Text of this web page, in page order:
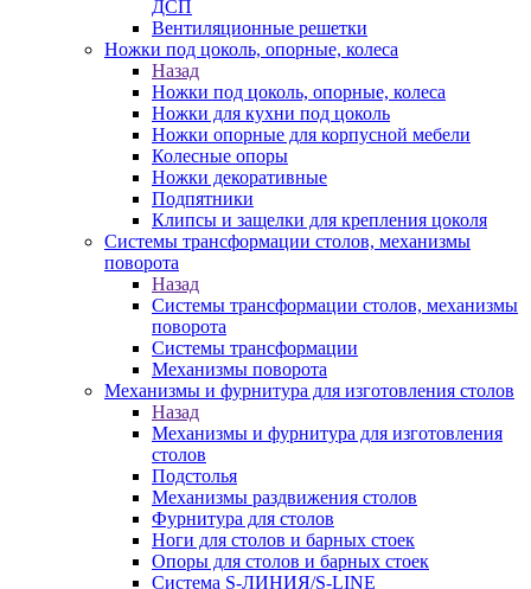
ДСП
Вентиляционные решетки
Ножки под цоколь, опорные, колеса
Назад
Ножки под цоколь, опорные, колеса
Ножки для кухни под цоколь
Ножки опорные для корпусной мебели
Колесные опоры
Ножки декоративные
Подпятники
Клипсы и защелки для крепления цоколя
Системы трансформации столов, механизмы
поворота
Назад
Системы трансформации столов, механизмы
поворота
Системы трансформации
Механизмы поворота
Механизмы и фурнитура для изготовления столов
Назад
Механизмы и фурнитура для изготовления
столов
Подстолья
Механизмы раздвижения столов
Фурнитура для столов
Ноги для столов и барных стоек
Опоры для столов и барных стоек
Система S-ЛИНИЯ/S-LINE